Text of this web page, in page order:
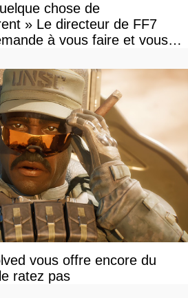
chose de
» Le directeur de FF7
à vous faire et vous
vous offre encore du
ratez pas